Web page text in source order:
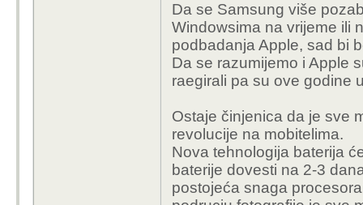
Da se Samsung više
Windowsima na vrijeme ili
podbadanja Apple, sad bi
Da se razumijemo i Apple
raegirali pa su ove godine
Ostaje činjenica da je sve
revolucije na mobitelima.
Nova tehnologija baterija
baterije dovesti na 2-3
postojeća snaga